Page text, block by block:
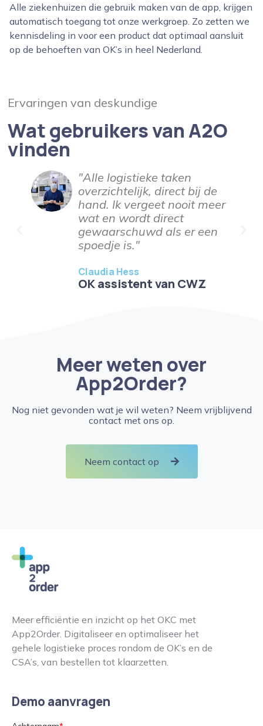
Alle ziekenhuizen die gebruik maken van de app, krijgen
automatisch toegang tot onze werkgroep. Zo zetten we
kennisdeling in voor een product dat optimaal aansluit
op de behoeften van OK’s in heel Nederland.
Ervaringen van deskundige
Wat gebruikers van A2O
vinden
"Alle logistieke taken
overzichtelijk, direct bij de
hand. Ik vergeet nooit meer
wat en wordt direct
gewaarschuwd als er een
spoedje is."
Claudia Hess
OK assistent van CWZ
Meer weten over
App2Order?
Nog niet gevonden wat je wil weten? Neem vrijblijvend
contact met ons op.
Neem contact op
Meer efficiëntie en inzicht op het OKC met
App2Order. Digitaliseer en optimaliseer het
gehele logistieke proces rondom de OK’s en de
CSA’s, van bestellen tot klaarzetten.
Demo aanvragen